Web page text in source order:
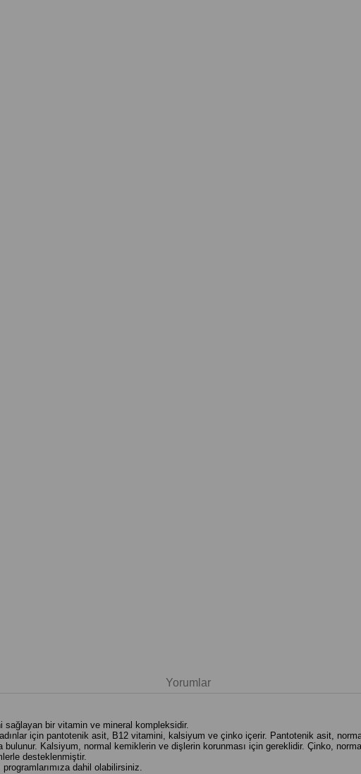
Yorumlar
bir vitamin ve mineral kompleksidir.
için pantotenik asit, B12 vitamini, kalsiyum ve çinko içerir. Pantotenik asit,
Kalsiyum, normal kemiklerin ve dişlerin korunması için gereklidir. Çinko,
desteklenmiştir.
dahil olabilirsiniz.